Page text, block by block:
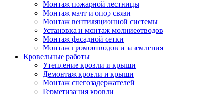
Монтаж пожарной лестницы
Монтаж мачт и опор связи
Монтаж вентиляционной системы
Установка и монтаж молниеотводов
Монтаж фасадной сетки
Монтаж громоотводов и заземления
Кровельные работы
Утепление кровли и крыши
Демонтаж кровли и крыши
Монтаж снегозадержателей
Герметизация кровли